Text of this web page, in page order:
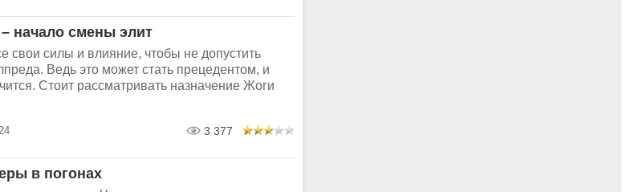
начало смены элит
свои силы и влияние, чтобы не допустить
Ведь это может стать прецедентом, и
Стоит рассматривать назначение Жоги
3 377
в погонах